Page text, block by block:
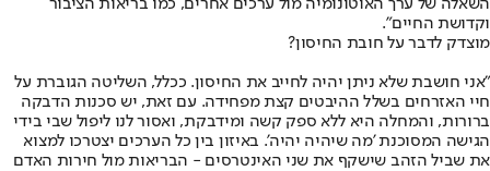
השאלה של ערך האוטונומיה מול ערכים אחרים, כמו בריאות הציבור
וקדושת החיים".
מוצדק לדבר על חובת החיסון?
"אני חושבת שלא ניתן יהיה לחייב את החיסון. ככלל, השליטה הגוברת על
חיי האזרחים בשלל ההיבטים קצת מפחידה. עם זאת, יש סכנות הדבקה
ברורות, והמחלה היא ללא ספק קשה ומידבקת, ואסור לנו ליפול שבי בידי
הגישה המסוכנת 'מה שיהיה יהיה'. באיזון בין כל הערכים יצטרכו למצוא
את שביל הזהב שישקף את שני האינטרסים - הבריאות מול חירות האדם